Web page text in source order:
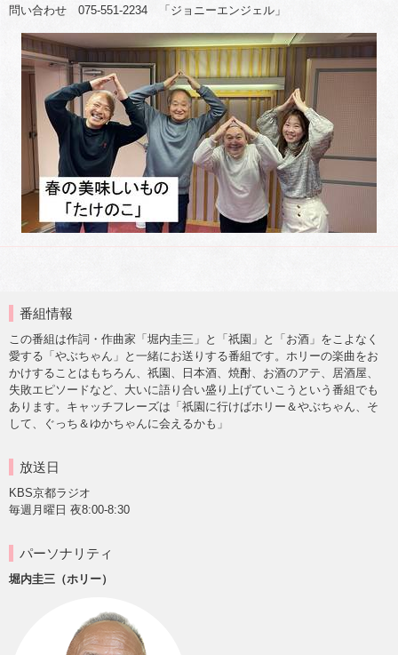
問い合わせ 075-551-2234 「ジョニーエンジェル」
番組情報
この番組は作詞・作曲家「堀内圭三」と「祇園」と「お酒」をこよなく
愛する「やぶちゃん」と一緒にお送りする番組です。ホリーの楽曲をお
かけすることはもちろん、祇園、日本酒、焼酎、お酒のアテ、居酒屋、
失敗エピソードなど、大いに語り合い盛り上げていこうという番組でも
あります。キャッチフレーズは「祇園に行けばホリー＆やぶちゃん、そ
して、ぐっち＆ゆかちゃんに会えるかも」
放送日
KBS京都ラジオ
毎週月曜日 夜8:00-8:30
パーソナリティ
堀内圭三（ホリー）